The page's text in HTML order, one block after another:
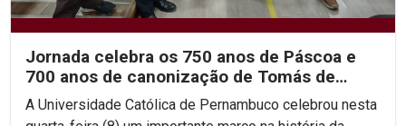
Jornada celebra os 750 anos de Páscoa e
700 anos de canonização de Tomás de
Aquino
A Universidade Católica de Pernambuco celebrou nesta